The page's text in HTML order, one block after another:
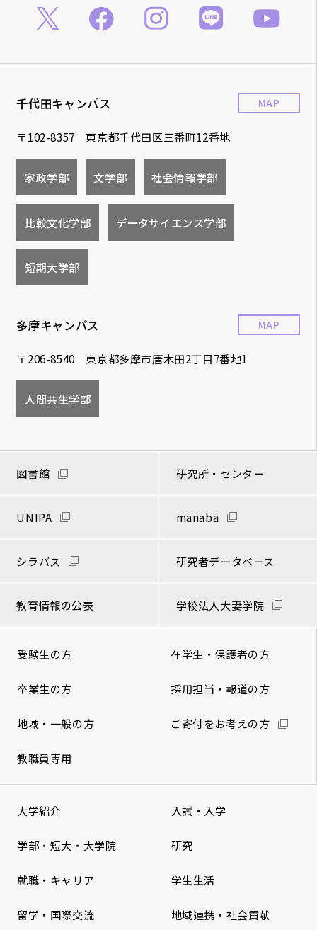
千代田キャンパス
〒102-8357 東京都千代田区三番町12番地
MAP
家政学部 文学部 社会情報学部
比較文化学部 データサイエンス学部
短期大学部
多摩キャンパス
〒206-8540 東京都多摩市唐木田2丁目7番地1
MAP
人間共生学部
図書館 研究所・センター
UNIPA manaba
シラバス 研究者データベース
教育情報の公表 学校法人大妻学院
受験生の方 在学生・保護者の方
卒業生の方 採用担当・報道の方
地域・一般の方 ご寄付をお考えの方
教職員専用
大学紹介 入試・入学
学部・短大・大学院 研究
就職・キャリア 学生生活
留学・国際交流 地域連携・社会貢献